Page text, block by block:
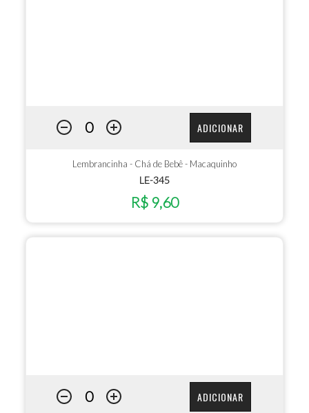
ADICIONAR
Lembrancinha - Chá de Bebê - Macaquinho
LE-345
R$ 9,60
ADICIONAR